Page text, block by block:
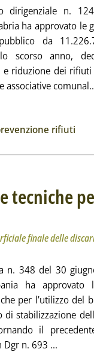
dirigenziale n.
ha approvato le
pubblico da
scorso anno,
e riduzione dei
associative
rifiuti
tecniche
giornaliera e
finale delle
n. 348 del 30
ha approvato
per l’utilizzo del
di stabilizzazione
il
n. 693 ...